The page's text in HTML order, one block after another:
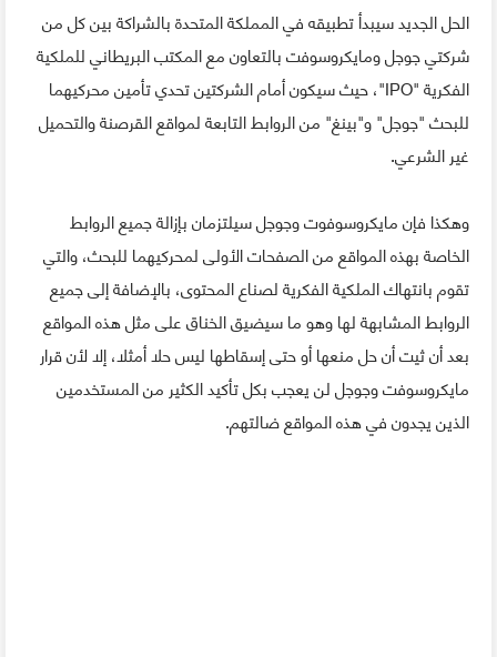
الحل الجديد سيبدأ تطبيقه في المملكة المتحدة بالشراكة بين كل من
شركتي جوجل ومايكروسوفت بالتعاون مع المكتب البريطاني للملكية
الفكرية "IPO"، حيث سيكون أمام الشركتين تحدي تأمين محركيهما
للبحث "جوجل" و"بينغ" من الروابط التابعة لمواقع القرصنة والتحميل
غير الشرعي.
وهكذا فإن مايكروسوفوت وجوجل سيلتزمان بإزالة جميع الروابط
الخاصة بهذه المواقع من الصفحات الأولى لمحركيهما للبحث، والتي
تقوم بانتهاك الملكية الفكرية لصناع المحتوى، بالإضافة إلى جميع
الروابط المشابهة لها وهو ما سيضيق الخناق على مثل هذه المواقع
بعد أن ثيت أن حل منعها أو حتى إسقاطها ليس حلا أمثلا، إلا لأن قرار
مايكروسوفت وجوجل لن يعجب بكل تأكيد الكثير من المستخدمين
الذين يجدون في هذه المواقع ضالتهم.